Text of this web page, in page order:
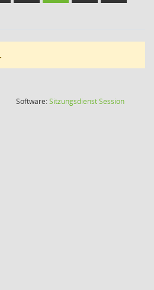
Software:SitzungsdienstSession(Wird in